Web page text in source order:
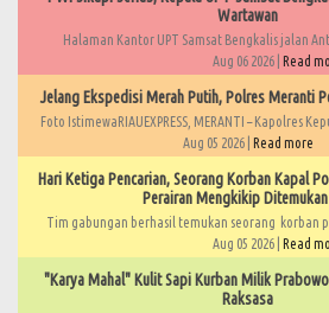
Wartawan
Halaman Kantor UPT Samsat Bengkalis jalan
Aug 06 2026 | Read
Jelang Ekspedisi Merah Putih, Polres Meranti
Foto IstimewaRIAUEXPRESS, MERANTI – Kapolres
Aug 05 2026 | Read more
Hari Ketiga Pencarian, Seorang Korban Kapal
Perairan Mengkikip
Tim gabungan berhasil temukan seorang korban
Aug 05 2026 | Read
"Karya Mahal" Kulit Sapi Kurban Milik
Raksasa